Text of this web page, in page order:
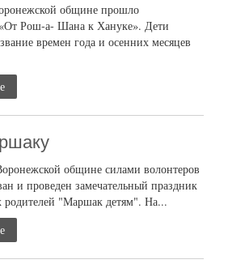
общине прошло
Рош-а- Шана к Хануке». Дети
времен года и осенних месяцев
общине силами волонтеров
и проведен замечательный праздник
родителей "Маршак детям". На...